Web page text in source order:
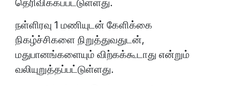
தெரிவிக்கப்பட்டுள்ளது.
நள்ளிரவு 1 மணியுடன் கேளிக்கை
நிகழ்ச்சிகளை நிறுத்துவதுடன்,
மதுபானங்களையும் விற்கக்கூடாது என்றும்
வலியுறுத்தப்பட்டுள்ளது.